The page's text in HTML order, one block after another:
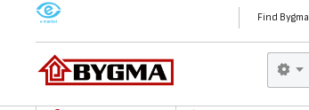
M Find Bygma